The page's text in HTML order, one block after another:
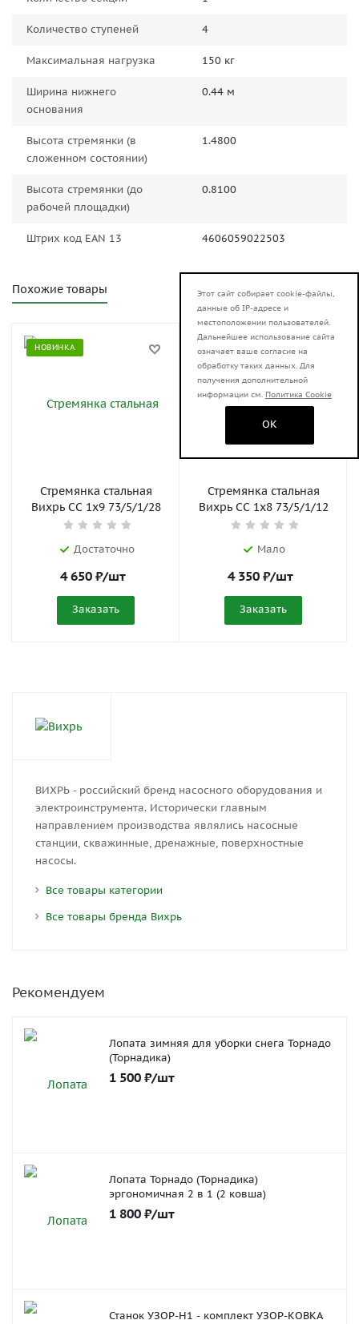
Количество ступеней 4
Максимальная нагрузка 150 кг
Ширина нижнего
основания
0.44 м
Высота стремянки (в
сложенном состоянии)
1.4800
Высота стремянки (до
рабочей площадки)
0.8100
Штрих код EAN 13 4606059022503
Похожие товары
НОВИНКА
Стремянка стальная
Вихрь СС 1x9 73/5/1/28
Достаточно
4 650 ₽/шт
Заказать
Стремянка стальная
Вихрь СС 1x8 73/5/1/12
Мало
4 350 ₽/шт
Заказать
ВИХРЬ - российский бренд насосного оборудования и
электроинструмента. Исторически главным
направлением производства являлись насосные
станции, скважинные, дренажные, поверхностные
насосы.
Все товары категории
Все товары бренда Вихрь
Рекомендуем
Лопата зимняя для уборки снега Торнадо
(Торнадика)
1 500 ₽/шт
Лопата Торнадо (Торнадика)
эргономичная 2 в 1 (2 ковша)
1 800 ₽/шт
Станок УЗОР-Н1 - комплект УЗОР-КОВКА
Этот сайт собирает cookie-файлы,
данные об IP-адресе и
местоположении пользователей.
Дальнейшее использование сайта
означает ваше согласие на
обработку таких данных. Для
получения дополнительной
информации см. Политика Cookie
OK